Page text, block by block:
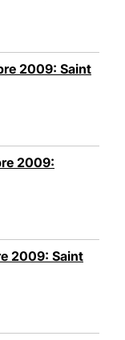
2009: Saint
2009:
2009: Saint